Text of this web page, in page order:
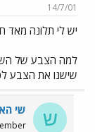
ש
א
ר
14/7/01
יש לי תלונה מאד
למה הצבע של
שישנו את הצבע
ש שי